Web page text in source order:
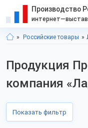
Производство
Российские товары
Продукция
компания
Показать фильтр